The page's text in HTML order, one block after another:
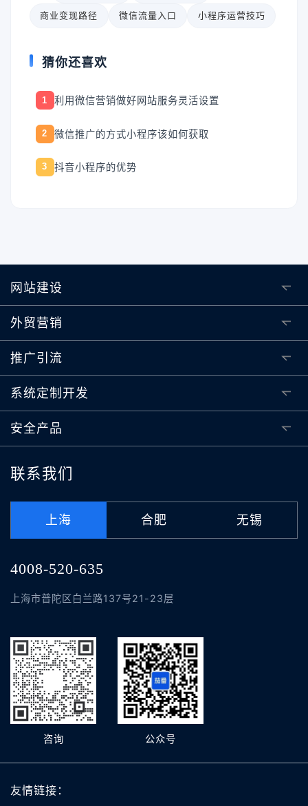
商业变现路径 微信流量入口 小程序运营技巧
猜你还喜欢
1 利用微信营销做好网站服务灵活设置
2 微信推广的方式小程序该如何获取
3 抖音小程序的优势
网站建设
外贸营销
推广引流
系统定制开发
安全产品
联系我们
上海 合肥 无锡
4008-520-635
上海市普陀区白兰路137号21-23层
咨询 公众号
友情链接：